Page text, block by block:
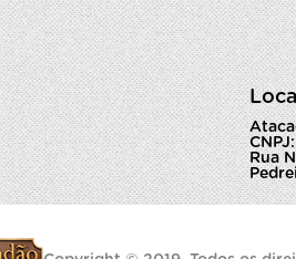
Rua